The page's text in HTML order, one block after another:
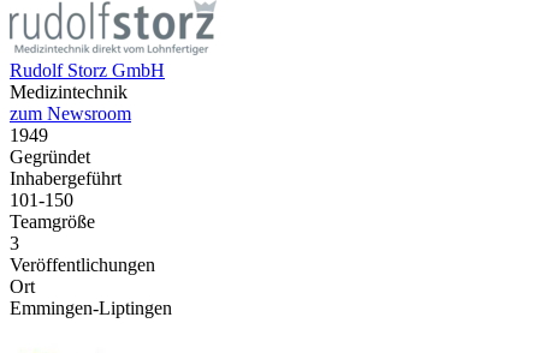
Rudolf Storz GmbH
Medizintechnik
zum Newsroom
1949
Gegründet
Inhabergeführt
101-150
Teamgröße
3
Veröffentlichungen
Ort
Emmingen-Liptingen